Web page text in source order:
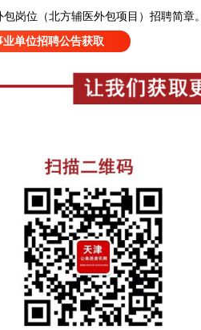
岗位（北方辅医外包项目）招聘简章。
单位招聘公告获取